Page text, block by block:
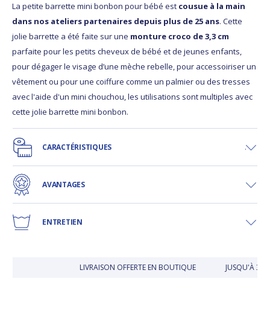
La petite barrette mini bonbon pour bébé est cousue à la main
dans nos ateliers partenaires depuis plus de 25 ans. Cette
jolie barrette a été faite sur une monture croco de 3,3 cm
parfaite pour les petits cheveux de bébé et de jeunes enfants,
pour dégager le visage d’une mèche rebelle, pour accessoiriser un
vêtement ou pour une coiffure comme un palmier ou des tresses
avec l'aide d'un mini chouchou, les utilisations sont multiples avec
cette jolie barrette mini bonbon.
CARACTÉRISTIQUES
AVANTAGES
ENTRETIEN
LIVRAISON OFFERTE EN BOUTIQUE JUSQU'À 30